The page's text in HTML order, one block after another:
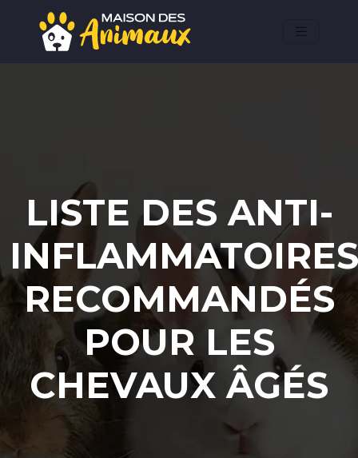
LISTE DES ANTI-
INFLAMMATOIRES
RECOMMANDÉS
POUR LES
CHEVAUX ÂGÉS